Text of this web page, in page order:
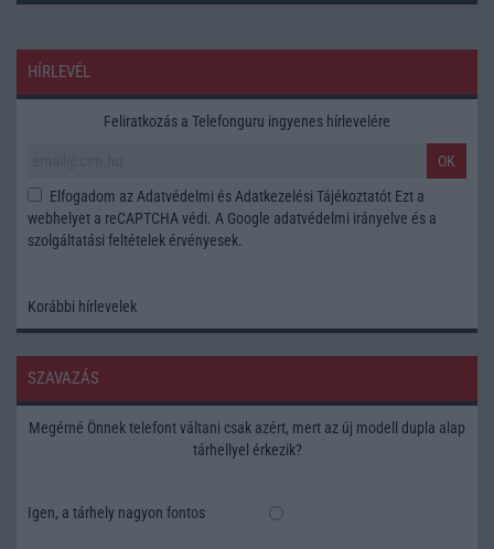
HÍRLEVÉL
Feliratkozás a Telefonguru ingyenes hírlevelére
OK
Elfogadom az Adatvédelmi és Adatkezelési Tájékoztatót Ezt a
webhelyet a reCAPTCHA védi. A Google adatvédelmi irányelve és a
szolgáltatási feltételek érvényesek.
Korábbi hírlevelek
SZAVAZÁS
Megérné Önnek telefont váltani csak azért, mert az új modell dupla alap
tárhellyel érkezik?
Igen, a tárhely nagyon fontos